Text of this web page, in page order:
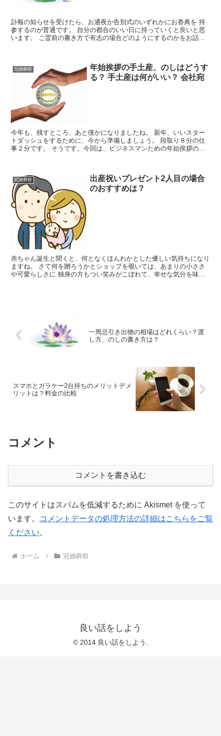
訃報の知らせを受けたら、お通夜か告別式のいずれかにお香典を 持
参するのが普通です。 自分の都合のいい日に持っていくと良いと思
います。 ご霊前の書き方で有志の場合どのようにするのかをお話し
冠婚葬祭
年始挨拶の手土産、のしはどうす
る？ 手土産は何がいい？ 会社宛
今年も、残すところ、あと僅かになりましたね。 新年、いいスター
トダッシュをするために、今から準備しましょう。 段取り８分の仕
事２分です。 そうです。今回は、ビジネスマンための年始挨拶の手
冠婚葬祭
出産祝いプレゼント2人目の場合
のおすすめは？
赤ちゃん誕生と聞くと、何となくほんわかとした優しい気持ちになり
ますね。 さて何を贈ろうかとショップを覗いては、あまりの小ささ
や可愛らしさに 独身の方もつい笑みがこぼれて、幸せな気分を味わ
一周忌引き出物の相場はどれくらい？渡
し方、のしの書き方は？
スマホとガラケー2台持ちのメリットデメ
リットは？料金の比較
コメント
コメントを書き込む
このサイトはスパムを低減するために Akismet を使って
います。
コメントデータの処理方法の詳細はこちらをご覧
ください。
ホーム 冠婚葬祭
良い話をしよう
© 2014 良い話をしよう.